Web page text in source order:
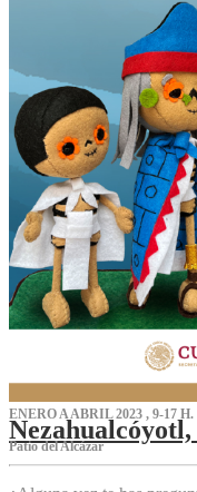
ENERO A ABRIL 2023 , 9-17 H.
Patio del Alcázar